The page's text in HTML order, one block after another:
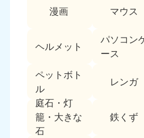
漫画 マウス
ヘルメット
パソコン
ース
ペットボト
ル
レンガ
庭石・灯
籠・大きな
石
鉄くず
岡山県
9:00〜19:00 年中無休
広島県
050-1881-5144
9:00〜19:00 年中無休